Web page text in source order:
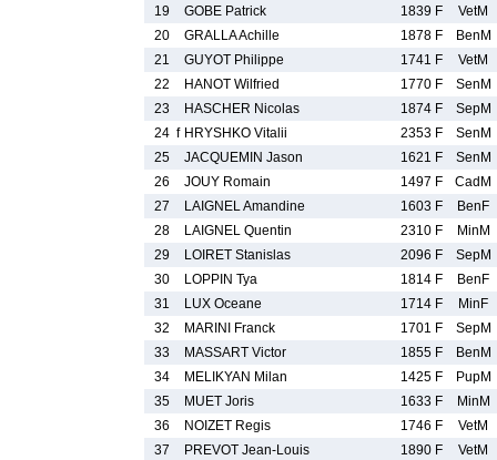
19
GOBE Patrick 1839 F
VetM
20
GRALLA Achille 1878 F
BenM
21
GUYOT Philippe 1741 F
VetM
22
HANOT Wilfried 1770 F
SenM
23
HASCHER Nicolas 1874 F
SepM
24 f HRYSHKO Vitalii 2353 F
SenM
25
JACQUEMIN Jason 1621 F
SenM
26
JOUY Romain 1497 F
CadM
27
LAIGNEL Amandine 1603 F
BenF
28
LAIGNEL Quentin 2310 F
MinM
29
LOIRET Stanislas 2096 F
SepM
30
LOPPIN Tya 1814 F
BenF
31
LUX Oceane 1714 F
MinF
32
MARINI Franck 1701 F
SepM
33
MASSART Victor 1855 F
BenM
34
MELIKYAN Milan 1425 F
PupM
35
MUET Joris 1633 F
MinM
36
NOIZET Regis 1746 F
VetM
37
PREVOT Jean-Louis 1890 F
VetM